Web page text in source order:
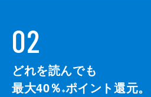
02
どれを読んでも
最大40％ ※ポイント還元。